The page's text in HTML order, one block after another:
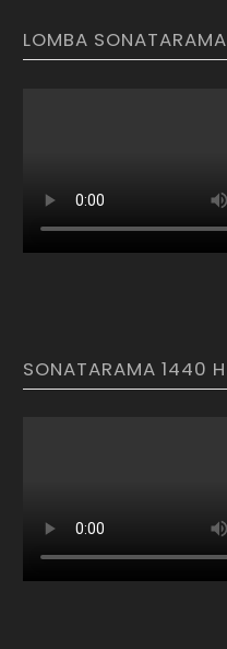
LOMBA SONATARAMA
SONATARAMA 1440 H